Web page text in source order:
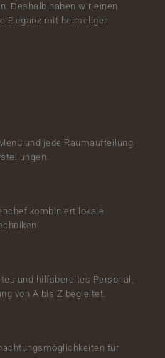
Deshalb haben wir einen
Eleganz mit heimeliger
und jede Raumaufteilung
kombiniert lokale
und hilfsbereites Personal,
von A bis Z begleitet.
für